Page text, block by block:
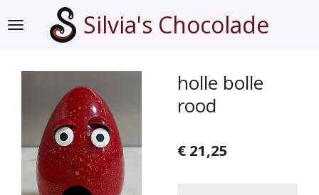
direct
Silvia's Chocolade
holle bolle
rood
€ 21,25